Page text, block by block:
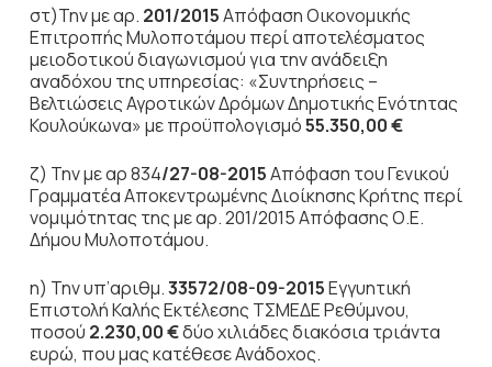
στ)Την με αρ. 201/2015Απόφαση Οικονομικής
Επιτροπής Μυλοποτάμου περί αποτελέσματος
μειοδοτικού διαγωνισμού για την ανάδειξη
αναδόχου της υπηρεσίας: «Συντηρήσεις –
Βελτιώσεις Αγροτικών Δρόμων Δημοτικής Ενότητας
Κουλούκωνα» με προϋπολογισμό55.350,00 €
ζ) Την με αρ 834/27-08-2015Απόφαση του Γενικού
Γραμματέα Αποκεντρωμένης Διοίκησης Κρήτης περί
νομιμότητας της με αρ. 201/2015 Απόφασης Ο.Ε.
Δήμου Μυλοποτάμου.
η) Την υπ’αριθμ.33572/08-09-2015Εγγυητική
Επιστολή Καλής Εκτέλεσης ΤΣΜΕΔΕ Ρεθύμνου,
ποσού 2.230,00 €δύο χιλιάδες διακόσια τριάντα
ευρώ, που μας κατέθεσε Ανάδοχος.